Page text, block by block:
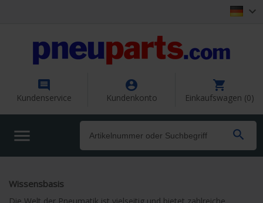


Kundenservice

Kundenkonto

Einkaufswagen (0)
 
Wissensbasis